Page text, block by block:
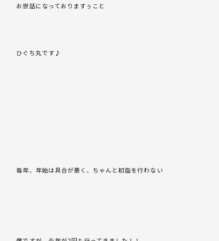
お世話になっておりますぅこと
ひぐち丸です♪
毎年、年始は具合が悪く、ちゃんと初詣を行わない